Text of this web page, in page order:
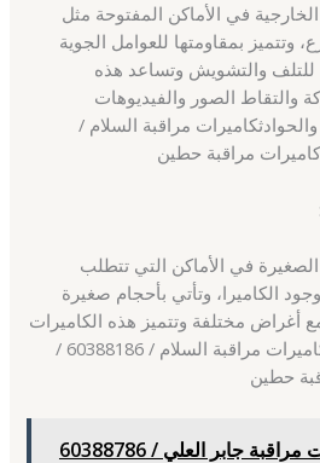
في الأماكن المفتوحة مثل
وتتميز بمقاومتها للعوامل الجوية
للتلف والتشويش وتساعد هذه
والتقاط الصور والفيديوهات
مراقبة السلام /
في الأماكن التي تتطلب
الكاميرا، وتأتي بأحجام صغيرة
أغراض مختلفة وتتميز هذه الكاميرات
بسهولة الإخفاء والتركيب كاميرات مراقبة السلام / 60388186 /
حطين
فني كاميرات مراقبة جابر العلي / 60388786